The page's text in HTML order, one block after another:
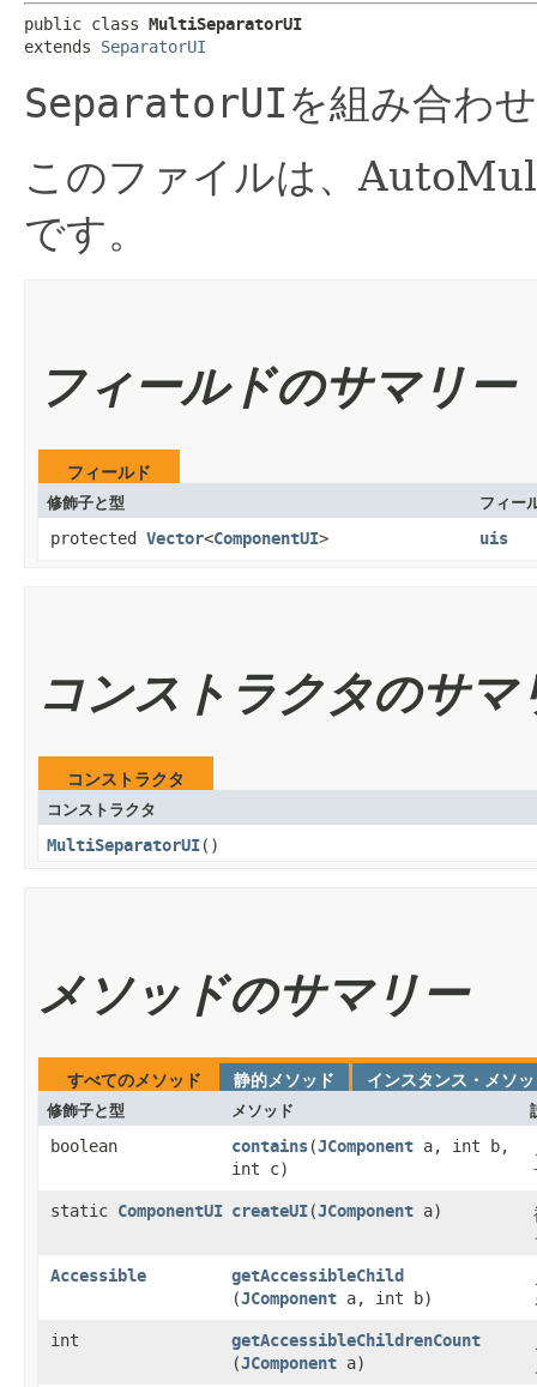
public class MultiSeparatorUI
extends SeparatorUI
SeparatorUIを組み合わ
このファイルは、
です。
フィールドのサマリー
フィールド
修飾子と型 フィー
protected Vector<ComponentUI> uis
コンストラクタのサマ
コンストラクタ
コンストラクタ
MultiSeparatorUI()
メソッドのサマリー
すべてのメソッド 静的メソッド インスタンス・メソ
修飾子と型 メソッド
boolean contains​(JComponent a, int b,
int c)
static ComponentUI createUI​(JComponent a)
Accessible getAccessibleChild
(JComponent a, int b)
int getAccessibleChildrenCount
(JComponent a)